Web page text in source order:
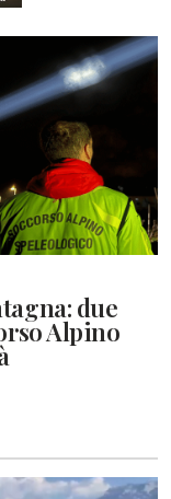
due
Alpino